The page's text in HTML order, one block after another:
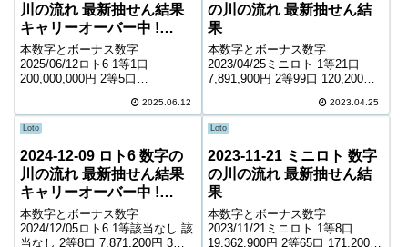
川の流れ 最新抽せん結果
キャリーオーバー中 !
2,290,785円
本数字とボーナス数字
2025/06/12ロト6 1等1口
200,000,000円 2等5口
円 4等12,816口 5,400円 5等
174,837口 1,000円 キャリーオー
バー ...
2025.06.12
の川の流れ 最新抽せん結
果
本数字とボーナス数字
2023/04/25ミニロト 1等21口
7,891,900円 2等99口 120,200円
800円 ＊抽せんの結果は最終的
に発売元の発表のものと照合し
て下さい。 ...
2023.04.25
Loto
2024-12-09 ロト6 数字の
川の流れ 最新抽せん結果
キャリーオーバー中 !
209,893,841円
本数字とボーナス数字
2024/12/05ロト6 1等該当なし 該
当なし 2等8口 7,871,200円 3等
Loto
2023-11-21 ミニロト 数字
の川の流れ 最新抽せん結
果
本数字とボーナス数字
2023/11/21ミニロト 1等8口
19,362,900円 2等65口 171,200円